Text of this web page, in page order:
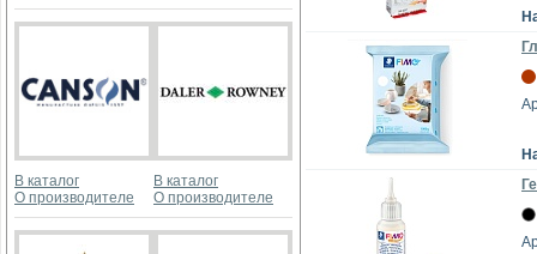
В каталог
О производителе
В каталог
О производителе